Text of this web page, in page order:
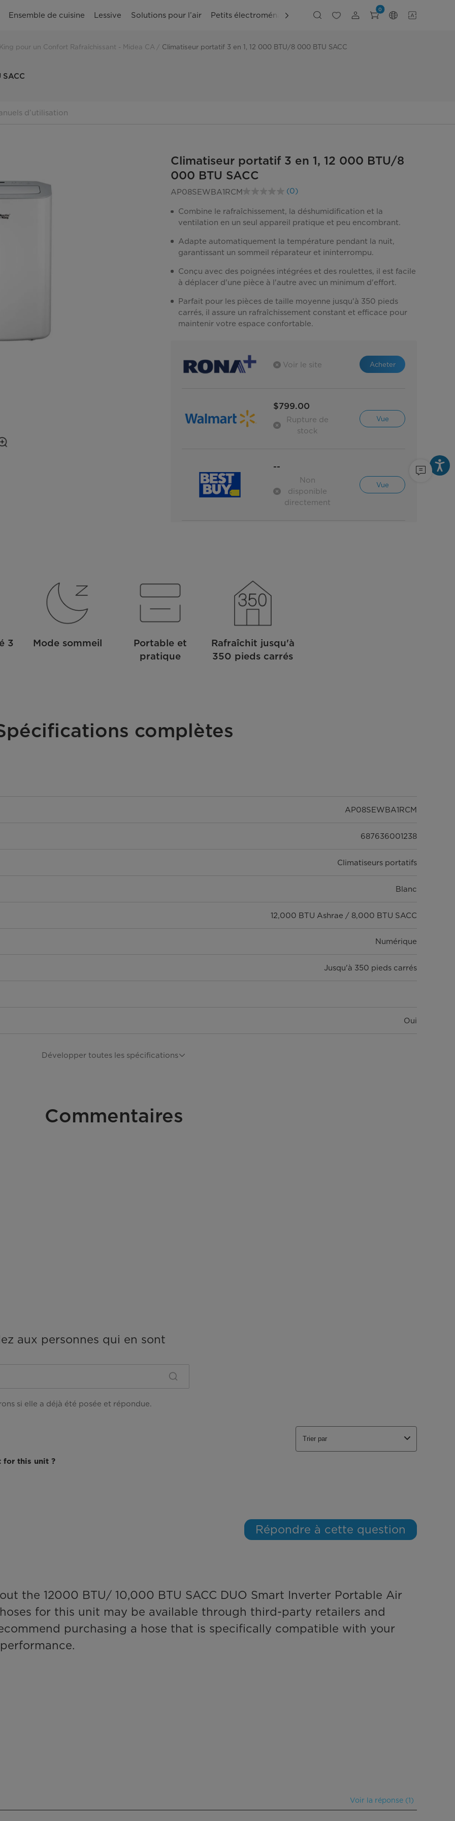
Ensemble de cuisine Lessive Solutions pour l’air Petits électroménagers Explorer Soutien
0
pour un Confort Rafraîchissant - Midea CA Climatiseur portatif 3 en 1, 12 000 BTU/8 000 BTU SACC
d’utilisation
Climatiseur portatif 3 en 1, 12 000 BTU/8
000 BTU SACC
AP08SEWBA1RCM
Aucune
pour
ce
produit.
vers
la
page.
(0)
Combine le rafraîchissement, la déshumidification et la
ventilation en un seul appareil pratique et peu encombrant.
Adapte automatiquement la température pendant la nuit,
garantissant un sommeil réparateur et ininterrompu.
Conçu avec des poignées intégrées et des roulettes, il est facile
à déplacer d'une pièce à l'autre avec un minimum d'effort.
Parfait pour les pièces de taille moyenne jusqu'à 350 pieds
carrés, il assure un rafraîchissement constant et efficace pour
maintenir votre espace confortable.
Voir le site Acheter
$799.00
Rupture de
stock
Vue
--
Non
disponible
directement
Vue
3
Mode sommeil
Portable et
pratique
Rafraîchit jusqu'à
350 pieds carrés
complètes
AP08SEWBA1RCM
687636001238
Climatiseurs portatifs
Blanc
12,000 BTU Ashrae / 8,000 BTU SACC
Numérique
Jusqu'à 350 pieds carrés
Oui
Développer toutes les spécifications
Commentaires
aux personnes qui en sont
si elle a déjà été posée et répondue.
Trier par
for this unit ?
Répondre à cette question
the 12000 BTU/ 10,000 BTU SACC DUO Smart Inverter Portable Air
for this unit may be available through third-party retailers and
purchasing a hose that is specifically compatible with your
Voir la réponse (1)